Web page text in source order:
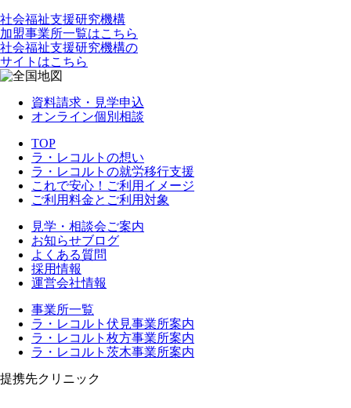
社会福祉支援研究機構
加盟事業所一覧はこちら
社会福祉支援研究機構の
サイトはこちら
資料請求・見学申込
オンライン個別相談
TOP
ラ・レコルトの想い
ラ・レコルトの就労移行支援
これで安心！ご利用イメージ
ご利用料金とご利用対象
見学・相談会ご案内
お知らせブログ
よくある質問
採用情報
運営会社情報
事業所一覧
ラ・レコルト伏見事業所案内
ラ・レコルト枚方事業所案内
ラ・レコルト茨木事業所案内
提携先クリニック